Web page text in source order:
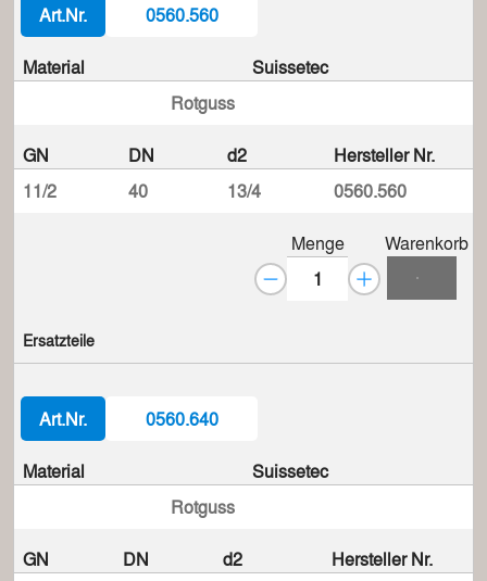
Art.Nr. 0560.560
Material
Rotguss
Suissetec
GN DN d2
Hersteller Nr.
11/2
40 13/4 0560.560
Menge Warenkorb
Ersatzteile
Art.Nr. 0560.640
Material
Rotguss
Suissetec
GN DN d2
Hersteller Nr.